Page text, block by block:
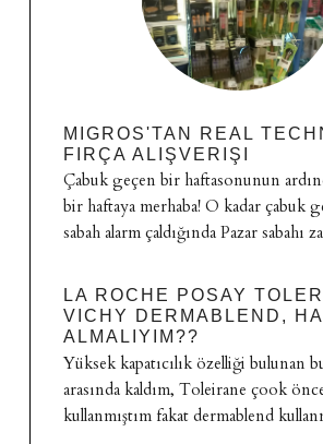
MIGROS'TAN REAL
FIRÇA ALIŞVERIŞI
Çabuk geçen bir haftasonunun
bir haftaya merhaba! O kadar çabuk
sabah alarm çaldığında Pazar sabahı
LA ROCHE POSAY
VICHY DERMABLEND,
ALMALIYIM??
Yüksek kapatıcılık özelliği bulunan
arasında kaldım, Toleirane çook
kullanmıştım fakat dermablend